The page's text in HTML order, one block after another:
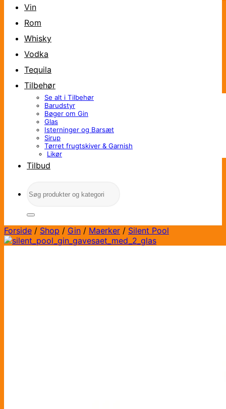
Vin
Rom
Whisky
Vodka
Tequila
Tilbehør
Se alt i Tilbehør
Barudstyr
Bøger om Gin
Glas
Isterninger og Barsæt
Sirup
Tørret frugtskiver & Garnish
Likør
Tilbud
efter:
Forside / Shop / Gin / Maerker / Silent Pool